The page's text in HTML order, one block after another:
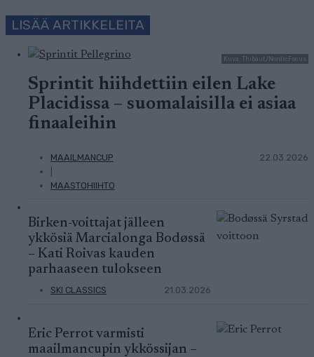
LISÄÄ ARTIKKELEITA
Kuva: Thibaut/NordicFocus
Sprintit hiihdettiin eilen Lake
Placidissa – suomalaisilla ei asiaa
finaaleihin
MAAILMANCUP
MAASTOHIIHTO
22.03.2026
Birken-voittajat jälleen
ykkösiä Marcialonga Bodøssä
– Kati Roivas kauden
parhaaseen tulokseen
SKI CLASSICS 21.03.2026
Eric Perrot varmisti
maailmancupin ykkössijan –